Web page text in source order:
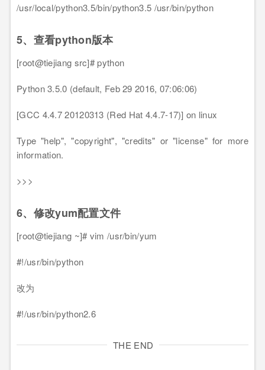
/usr/local/python3.5/bin/python3.5 /usr/bin/python
5、查看python版本
[root@tiejiang src]# python
Python 3.5.0 (default, Feb 29 2016, 07:06:06)
[GCC 4.4.7 20120313 (Red Hat 4.4.7-17)] on linux
Type "help", "copyright", "credits" or "license" for more
information.
>>>
6、修改yum配置文件
[root@tiejiang ~]# vim /usr/bin/yum
#!/usr/bin/python
改为
#!/usr/bin/python2.6
THE END